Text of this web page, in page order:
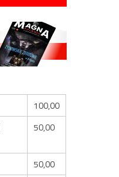
100,00
50,00
50,00